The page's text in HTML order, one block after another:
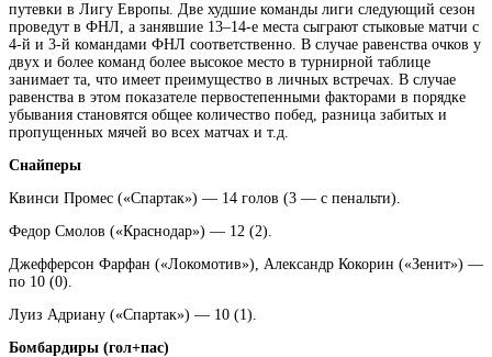
путевки в Лигу Европы. Две худшие команды лиги следующий сезон
проведут в ФНЛ, а занявшие 13–14-е места сыграют стыковые матчи с
4-й и 3-й командами ФНЛ соответственно. В случае равенства очков у
двух и более команд более высокое место в турнирной таблице
занимает та, что имеет преимущество в личных встречах. В случае
равенства в этом показателе первостепенными факторами в порядке
убывания становятся общее количество побед, разница забитых и
пропущенных мячей во всех матчах и т.д.
Снайперы
Квинси Промес («Спартак») — 14 голов (3 — с пенальти).
Федор Смолов («Краснодар») — 12 (2).
Джефферсон Фарфан («Локомотив»), Александр Кокорин («Зенит») —
по 10 (0).
Луиз Адриану («Спартак») — 10 (1).
Бомбардиры (гол+пас)